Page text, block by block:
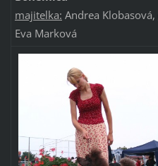
majitelka: Andrea Klobasová,
Eva Marková